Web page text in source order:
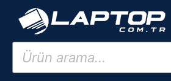
İçeriğe
Products
search